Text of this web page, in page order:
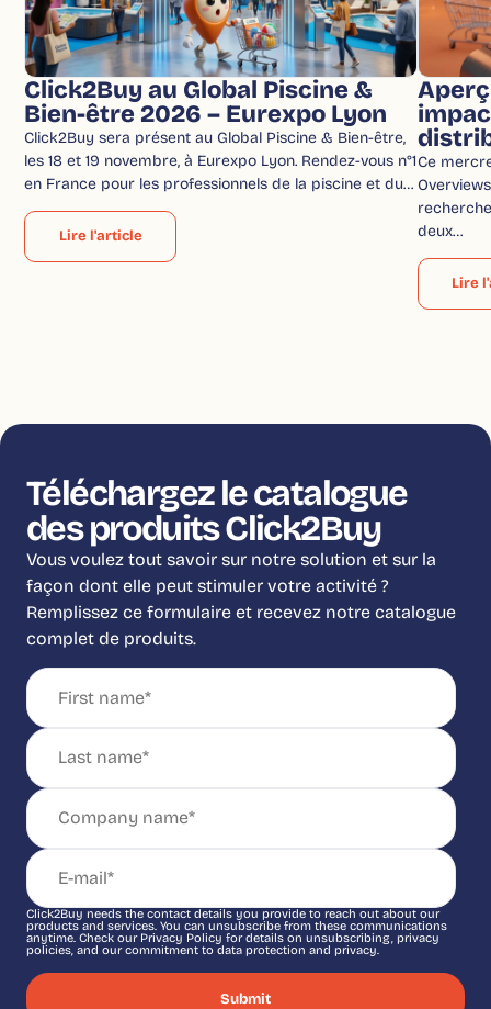
Click2Buy au Global Piscine &
Bien-être 2026 – Eurexpo Lyon
Click2Buy sera présent au Global Piscine & Bien-être,
les 18 et 19 novembre, à Eurexpo Lyon. Rendez-vous n°1
en France pour les professionnels de la piscine et du…
Lire l'article
Ce
deux…
Lire
Téléchargez le catalogue
des produits Click2Buy
Vous voulez tout savoir sur notre solution et sur la
façon dont elle peut stimuler votre activité ?
Remplissez ce formulaire et recevez notre catalogue
complet de produits.
Click2Buy needs the contact details you provide to reach out about our
products and services. You can unsubscribe from these communications
anytime. Check our Privacy Policy for details on unsubscribing, privacy
policies, and our commitment to data protection and privacy.